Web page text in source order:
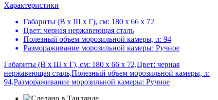
Характеристики
Габариты (В х Ш х Г), см: 180 х 66 х 72
Цвет: черная нержавеющая сталь
Полезный объем морозильной камеры, л: 94
Размораживание морозильной камеры: Ручное
Габариты (В х Ш х Г), см: 180 х 66 х 72,Цвет: черная
нержавеющая сталь,Полезный объем морозильной камеры, л:
94,Размораживание морозильной камеры: Ручное